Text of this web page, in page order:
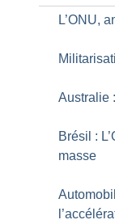
L’ONU,
Australie
Brésil :
masse